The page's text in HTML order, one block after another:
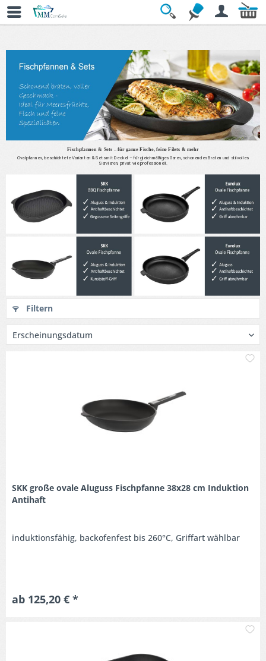
» Fischpfannen & Sets
Fischpfannen & Sets – für ganze Fische, feine Filets & mehr
Ovalpfannen, beschichtete Varianten & Sets mit Deckel – für gleichmäßiges Garen, schonendes Braten und stilvolles
Servieren, privat wie professionell.
Filtern
SKK große ovale Aluguss Fischpfanne 38x28 cm Induktion
Antihaft
induktionsfähig, backofenfest bis 260°C, Griffart wählbar
ab 125,20 € *